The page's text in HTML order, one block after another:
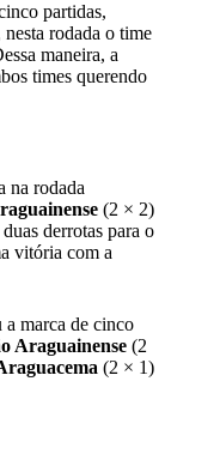
partidas,
rodada o time
maneira, a
times querendo
na rodada
(2 × 2)
derrotas para o
vitória com a
a marca de cinco
Araguainense (2
(2 × 1)